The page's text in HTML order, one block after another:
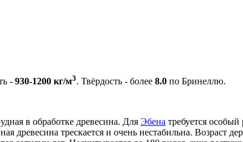
- 930-1200 кг/м3. Твёрдость - более 8.0 по Бринеллю.
в обработке древесина. Для Эбена требуется
древесина трескается и очень нестабильна. Возраст